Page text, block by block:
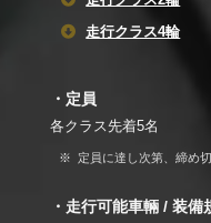
走行クラス4輪
・定員
各クラス先着5名
定員に達し次第、締め
・走行可能車輛 / 装備